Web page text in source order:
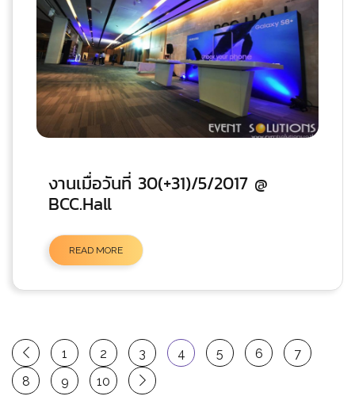
งานเมื่อวันที่ 30(+31)/5/2017 @
BCC.Hall
READ MORE
1 2 3 4 5 6
7
8
9 10